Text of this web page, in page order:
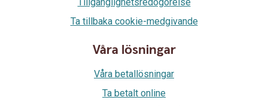
Tillgänglighetsredogörelse
Ta tillbaka cookie-medgivande
Våra lösningar
Våra betallösningar
Ta betalt online